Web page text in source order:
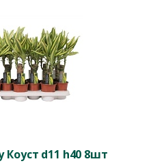
идеально подходящее
помещений и террас.
строгость и элегантность.
для любого интерьера.
ценой.
Коуст d11 h40 8шт